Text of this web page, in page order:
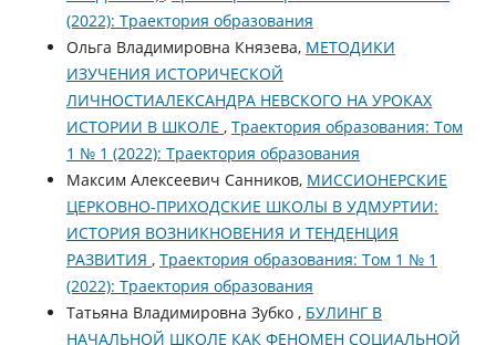
(2022): Траектория образования
Ольга Владимировна Князева, МЕТОДИКИ
ИЗУЧЕНИЯ ИСТОРИЧЕСКОЙ
ЛИЧНОСТИАЛЕКСАНДРА НЕВСКОГО НА УРОКАХ
ИСТОРИИ В ШКОЛЕ , Траектория образования: Том
1 № 1 (2022): Траектория образования
Максим Алексеевич Санников, МИССИОНЕРСКИЕ
ЦЕРКОВНО-ПРИХОДСКИЕ ШКОЛЫ В УДМУРТИИ:
ИСТОРИЯ ВОЗНИКНОВЕНИЯ И ТЕНДЕНЦИЯ
РАЗВИТИЯ , Траектория образования: Том 1 № 1
(2022): Траектория образования
Татьяна Владимировна Зубко , БУЛИНГ В
НАЧАЛЬНОЙ ШКОЛЕ КАК ФЕНОМЕН СОЦИАЛЬНОЙ